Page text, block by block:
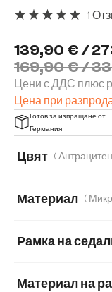
139,90 € /
169,90 € /
Цени с ДДС плюс
Цена при
1
Готов за изпращане от
Германия
Цвят
Материал
Рамка на
Материал на